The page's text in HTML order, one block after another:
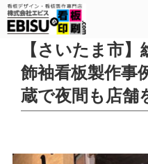
【さいたま市
飾袖看板製作事
蔵で夜間も店舗